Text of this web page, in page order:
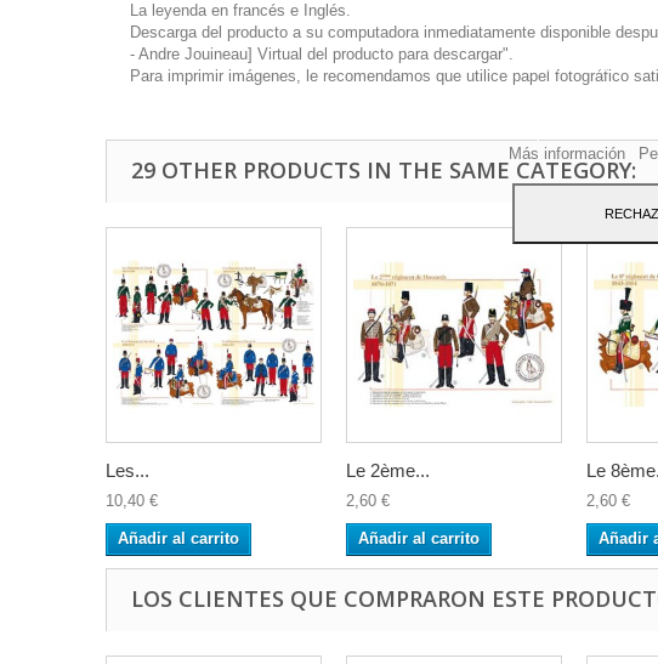
La leyenda en francés e Inglés.
Descarga del producto a su computadora inmediatamente disponible
- Andre Jouineau] Virtual del producto para descargar".
Para imprimir imágenes, le recomendamos que utilice papel fotográfico
29 OTHER PRODUCTS IN THE SAME CATEGORY:
Les...
10,40 €
Añadir al carrito
Le 2ème...
2,60 €
Añadir al carrito
Le
2,60 €
Añadir
LOS CLIENTES QUE COMPRARON ESTE
Este sitio web utiliza
mostrarle publicidad
Más información